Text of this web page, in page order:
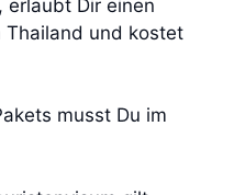
erlaubt Dir einen
Thailand und kostet
musst Du im